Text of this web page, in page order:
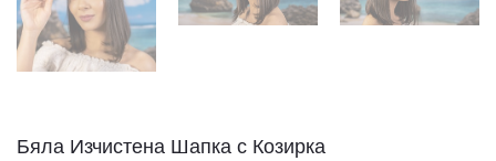
Бяла Изчистена Шапка с Козирка